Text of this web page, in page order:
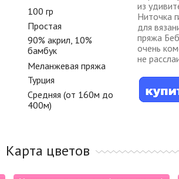
из
Ниточка
для
пряжа
очень
не
100 гр
Простая
90% акрил, 10%
бамбук
Меланжевая пряжа
Турция
Средняя (от 160м до
400м)
Карта цветов